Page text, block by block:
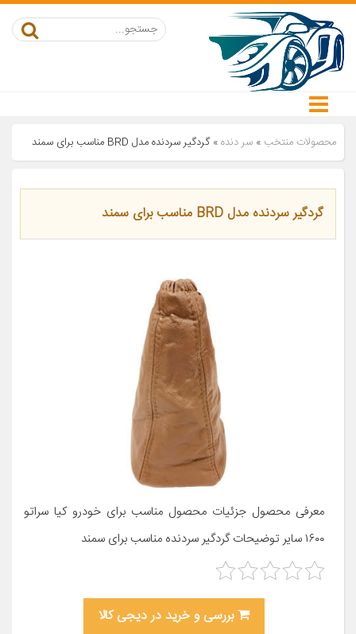
محصولات منتخب » سر دنده»گردگیر سردنده مدل BRD مناسب برای سمند
گردگیر سردنده مدل BRD مناسب برای سمند
معرفی محصول جزئیات محصول مناسب برای خودرو کیا سراتو
۱۶۰۰ سایر توضیحات گردگیر سردنده مناسب برای سمند
بررسی و خرید در دیجی کالا